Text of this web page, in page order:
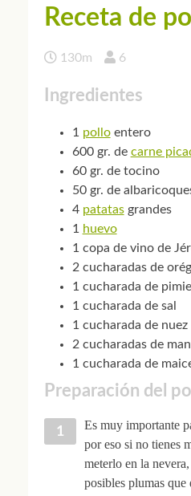
Receta de
130m 6
Ingredientes
1 polloentero
600 gr. de carne
60 gr. de tocino
50 gr. de
4 patatasgrandes
1 huevo
1 copa de vino de
2 cucharadas de
1 cucharada de
1 cucharada de sal
1 cucharada de nuez
2 cucharadas de
1 cucharada de
Preparación del
Es muy importante
por eso si no tienes
meterlo en la
posibles plumas que